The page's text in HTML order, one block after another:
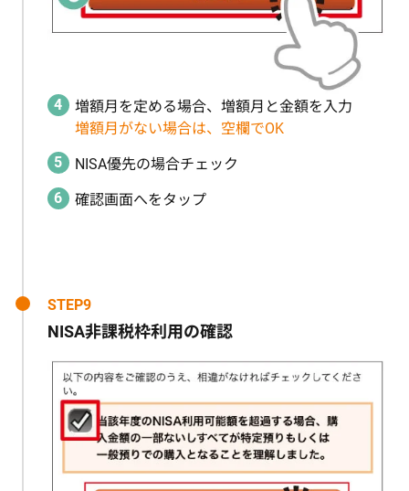
増額月を定める場合、増額月と金額を入力
増額月がない場合は、空欄でOK
NISA優先の場合チェック
確認画面へをタップ
STEP9
NISA非課税枠利用の確認